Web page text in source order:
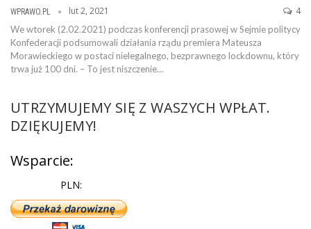
WPRAWO.PL lut 2, 2021 4
We wtorek (2.02.2021) podczas konferencji prasowej w Sejmie politycy
Konfederacji podsumowali działania rządu premiera Mateusza
Morawieckiego w postaci nielegalnego, bezprawnego lockdownu, który
trwa już 100 dni. – To jest niszczenie…
UTRZYMUJEMY SIĘ Z WASZYCH WPŁAT.
DZIĘKUJEMY!
Wsparcie:
PLN: